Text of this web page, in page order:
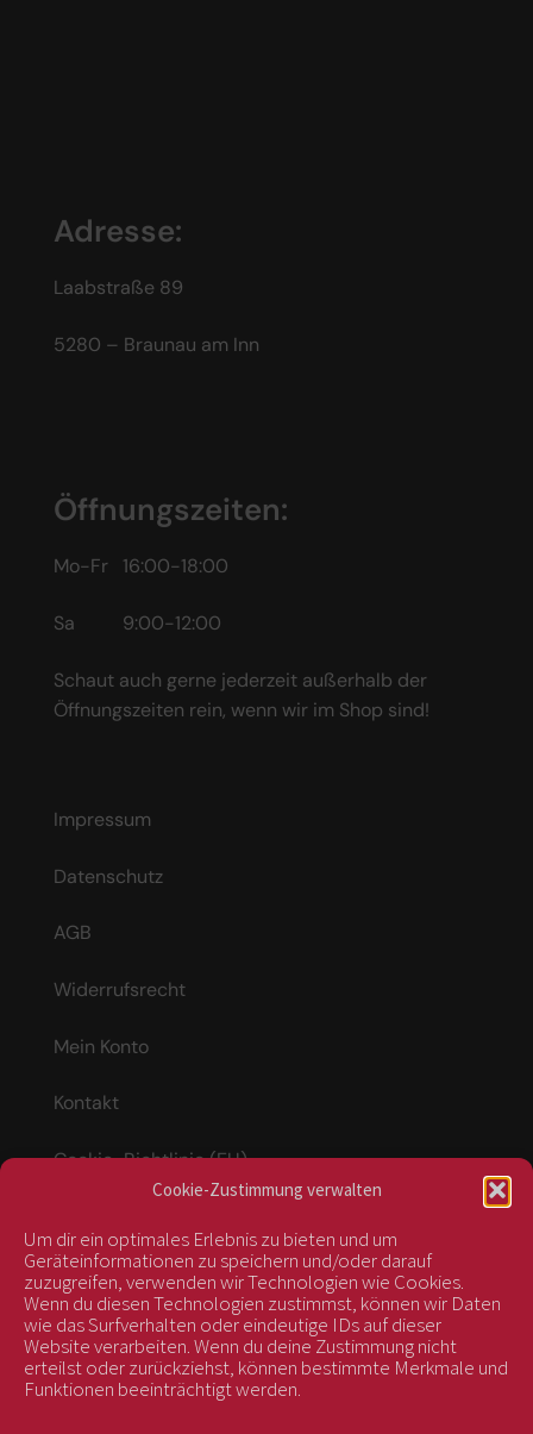
Cookie-Zustimmung verwalten
Um dir ein optimales Erlebnis zu bieten und um
Geräteinformationen zu speichern und/oder darauf
zuzugreifen, verwenden wir Technologien wie Cookies.
Wenn du diesen Technologien zustimmst, können wir Daten
wie das Surfverhalten oder eindeutige IDs auf dieser
Website verarbeiten. Wenn du deine Zustimmung nicht
erteilst oder zurückziehst, können bestimmte Merkmale und
Funktionen beeinträchtigt werden.
Adresse:
Laabstraße 89
5280 – Braunau am Inn
Öffnungszeiten:
Mo-Fr 16:00-18:00
Sa 9:00-12:00
Schaut auch gerne jederzeit außerhalb der
Öffnungszeiten rein, wenn wir im Shop sind!
Impressum
Datenschutz
AGB
Widerrufsrecht
Mein Konto
Kontakt
Cookie-Richtlinie (EU)
Vertrag widerrufen
kontrolliert durch: